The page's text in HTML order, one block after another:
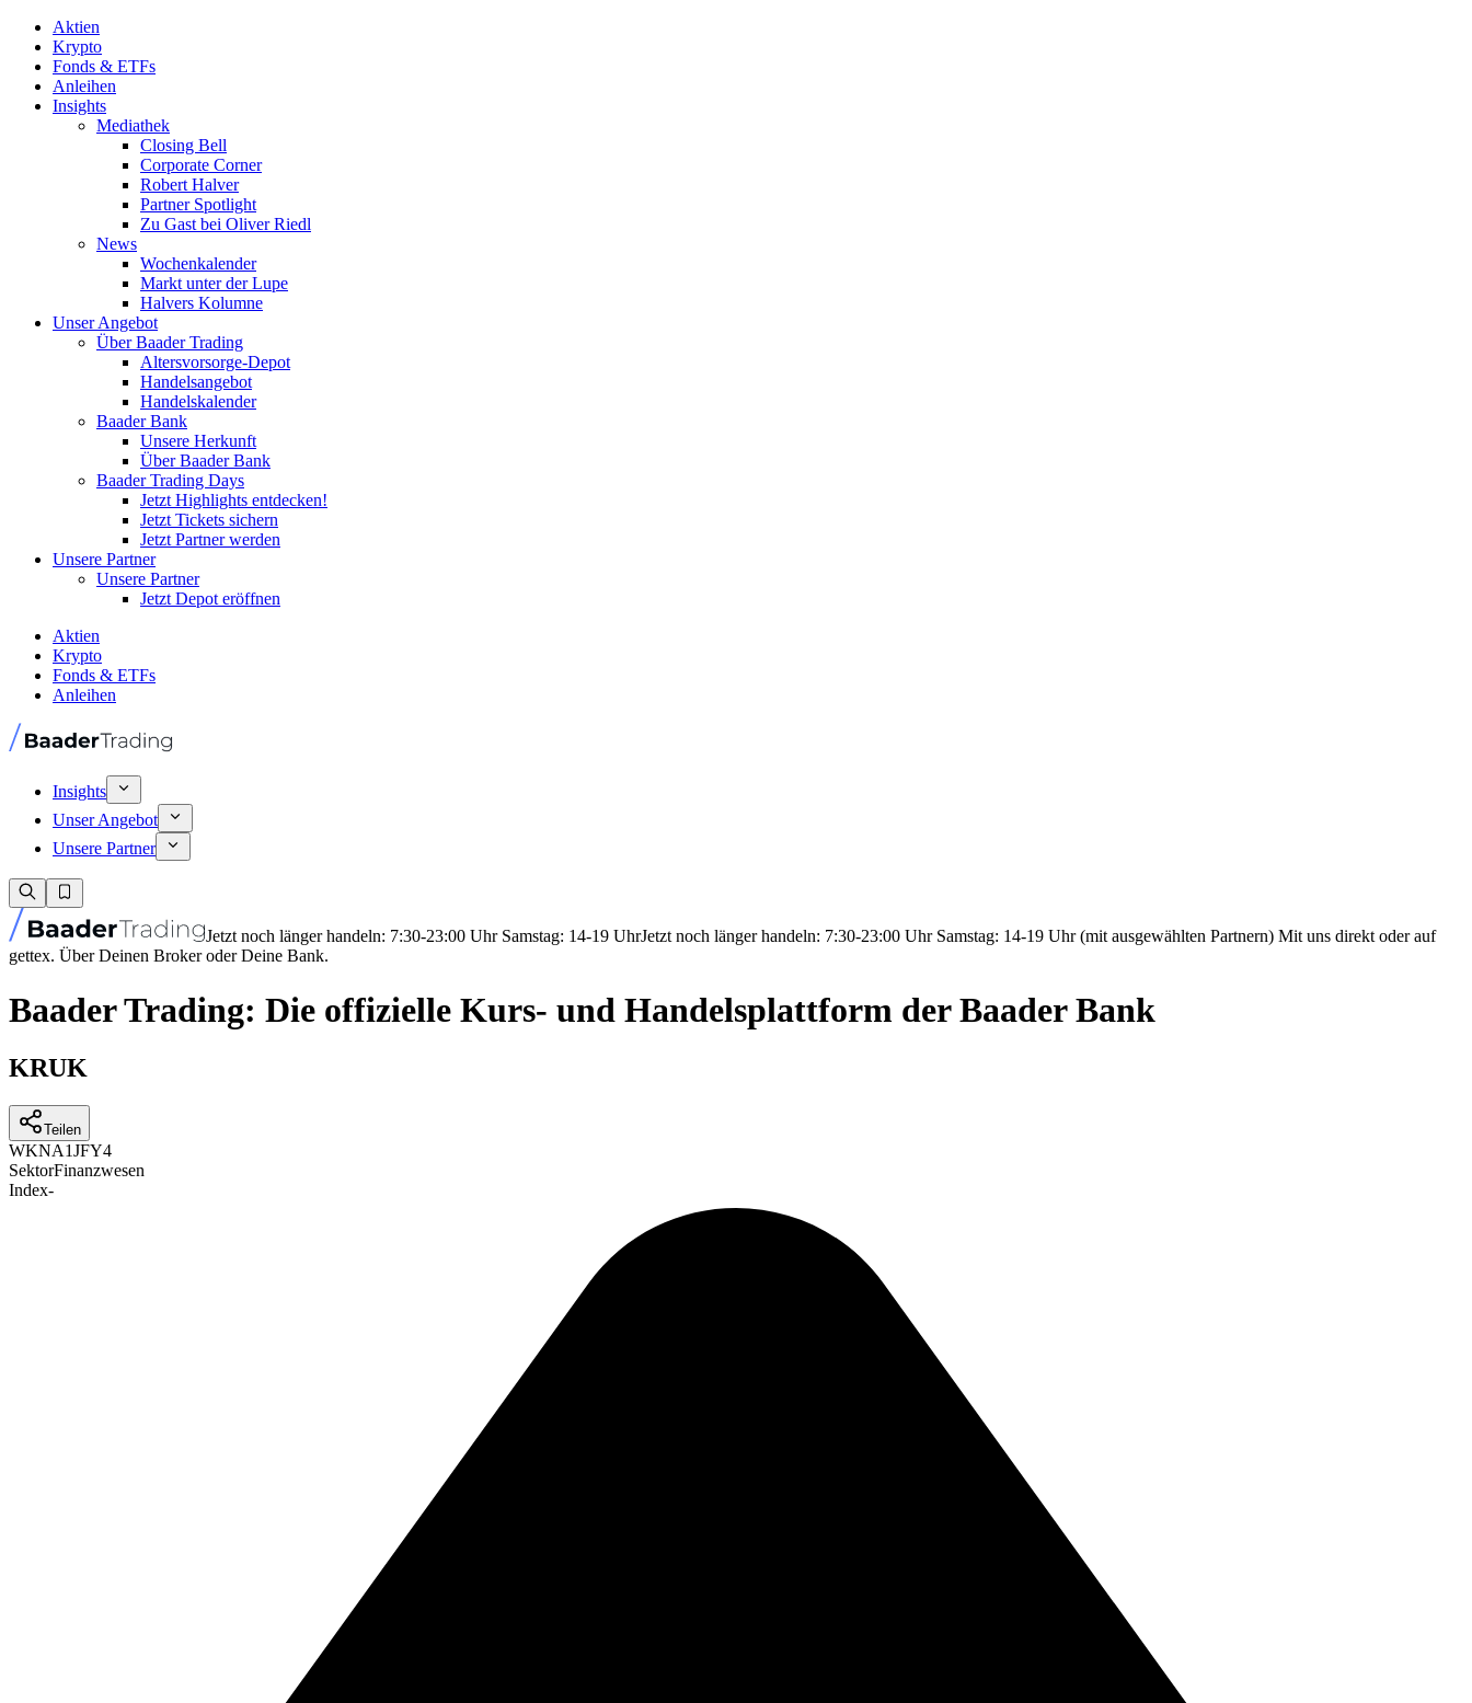
Aktien
Krypto
Fonds & ETFs
Anleihen
Insights
Mediathek
Closing Bell
Corporate Corner
Robert Halver
Partner Spotlight
Zu Gast bei Oliver Riedl
News
Wochenkalender
Markt unter der Lupe
Halvers Kolumne
Unser Angebot
Über Baader Trading
Altersvorsorge-Depot
Handelsangebot
Handelskalender
Baader Bank
Unsere Herkunft
Über Baader Bank
Baader Trading Days
Jetzt Highlights entdecken!
Jetzt Tickets sichern
Jetzt Partner werden
Unsere Partner
Unsere Partner
Jetzt Depot eröffnen
Aktien
Krypto
Fonds & ETFs
Anleihen
Insights
Unser Angebot
Unsere Partner
Jetzt noch länger handeln: 7:30-23:00 Uhr Samstag: 14-19 UhrJetzt noch länger handeln: 7:30-23:00 Uhr Samstag: 14-19 Uhr (mit ausgewählten Partnern) Mit uns direkt oder auf
gettex. Über Deinen Broker oder Deine Bank.
Baader Trading: Die offizielle Kurs- und Handelsplattform der Baader Bank
KRUK
Teilen
WKNA1JFY4
SektorFinanzwesen
Index-